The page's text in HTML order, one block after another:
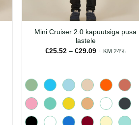
Mini Cruiser 2.0 kapuutsiga pusa
lastele
€25.52 – €29.09Hinnavahemik:
+ KM 24%